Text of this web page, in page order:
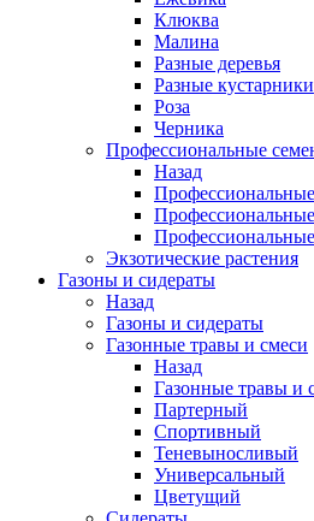
Клюква
Малина
Разные деревья
Разные кустарники
Роза
Черника
Профессиональные
Назад
Экзотические растения
Газоны и сидераты
Назад
Газоны и сидераты
Газонные травы и смеси
Назад
Газонные травы и
Партерный
Спортивный
Теневыносливый
Универсальный
Цветущий